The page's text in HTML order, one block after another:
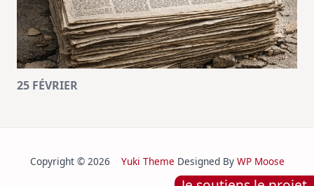
25 FÉVRIER
Copyright © 2026 Yuki Theme Designed By WP Moose